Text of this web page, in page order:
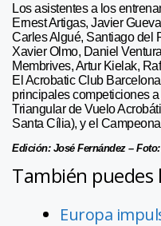
Los asistentes a los
Ernest Artigas, Javier
Carles Algué, Santiago del
Xavier Olmo, Daniel
Membrives, Artur Kielak,
El Acrobatic Club
principales competiciones
Triangular de Vuelo
Santa Cília), y el
Edición: José Fernández –
También puedes
Europa